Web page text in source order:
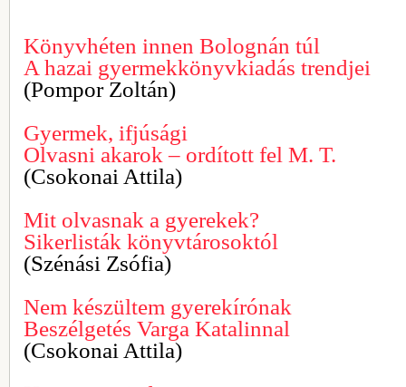
Könyvhéten innen Bolognán túl
A hazai gyermekkönyvkiadás trendjei
(Pompor Zoltán)
Gyermek, ifjúsági
Olvasni akarok – ordított fel M. T.
(Csokonai Attila)
Mit olvasnak a gyerekek?
Sikerlisták könyvtárosoktól
(Szénási Zsófia)
Nem készültem gyerekírónak
Beszélgetés Varga Katalinnal
(Csokonai Attila)